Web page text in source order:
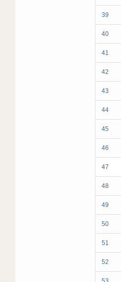
39
40
41
42
43
44
45
46
47
48
49
50
51
52